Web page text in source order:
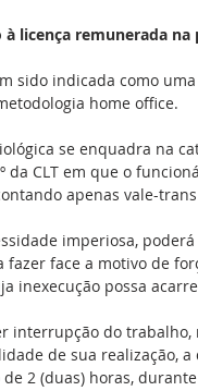
licença remunerada na
sido indicada como
home office.
se enquadra na
da CLT em que o
apenas vale-
imperiosa,
fazer face a motivo de
inexecução possa
interrupção do
de sua realização,
de 2 (duas) horas,